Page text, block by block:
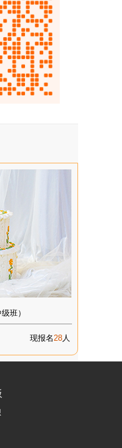
班）
现报名28人